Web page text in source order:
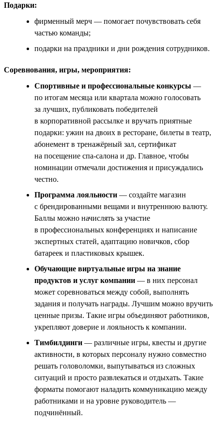
Подарки:
фирменный мерч — помогает почувствовать себя
частью команды;
подарки на праздники и дни рождения сотрудников.
Соревнования, игры, мероприятия:
Спортивные и профессиональные конкурсы —
по итогам месяца или квартала можно голосовать
за лучших, публиковать победителей
в корпоративной рассылке и вручать приятные
подарки: ужин на двоих в ресторане, билеты в театр,
абонемент в тренажёрный зал, сертификат
на посещение спа-салона и др. Главное, чтобы
номинации отмечали достижения и присуждались
честно.
Программа лояльности — создайте магазин
с брендированными вещами и внутреннюю валюту.
Баллы можно начислять за участие
в профессиональных конференциях и написание
экспертных статей, адаптацию новичков, сбор
батареек и пластиковых крышек.
Обучающие виртуальные игры на знание
продуктов и услуг компании — в них персонал
может соревноваться между собой, выполнять
задания и получать награды. Лучшим можно вручить
ценные призы. Такие игры объединяют работников,
укрепляют доверие и лояльность к компании.
Тимбилдинги — различные игры, квесты и другие
активности, в которых персоналу нужно совместно
решать головоломки, выпутываться из сложных
ситуаций и просто развлекаться и отдыхать. Такие
форматы помогают наладить коммуникацию между
работниками и на уровне руководитель —
подчинённый.